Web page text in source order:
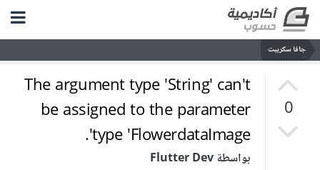
جافا سكريبت
0
The argument type 'String' can't
be assigned to the parameter
type 'FlowerdataImage'.
بواسطة Flutter Dev